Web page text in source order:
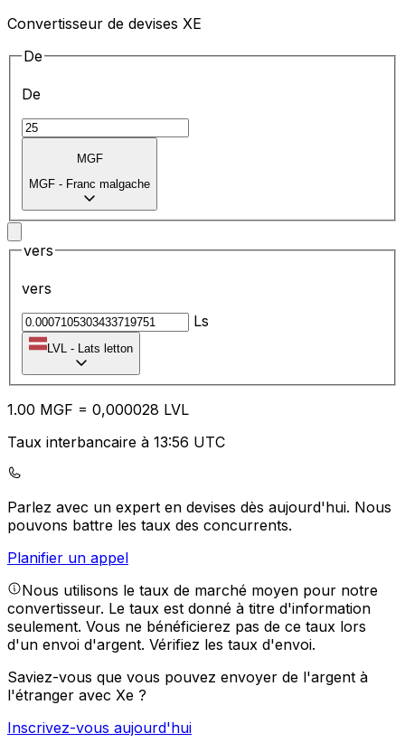
Convertisseur de devises XE
De
De
MGF
MGF - Franc malgache
vers
vers
Ls
LVL - Lats letton
1.00 MGF = 0,000028 LVL
Taux interbancaire à 13:56 UTC
Parlez avec un expert en devises dès aujourd'hui. Nous
pouvons battre les taux des concurrents.
Planifier un appel
Nous utilisons le taux de marché moyen pour notre
convertisseur. Le taux est donné à titre d'information
seulement. Vous ne bénéficierez pas de ce taux lors
d'un envoi d'argent. Vérifiez les taux d'envoi.
Saviez-vous que vous pouvez envoyer de l'argent à
l'étranger avec Xe ?
Inscrivez-vous aujourd'hui